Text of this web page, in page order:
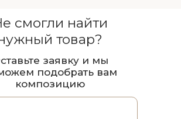
смогли найти
товар?
заявку и мы
подобрать вам
композицию